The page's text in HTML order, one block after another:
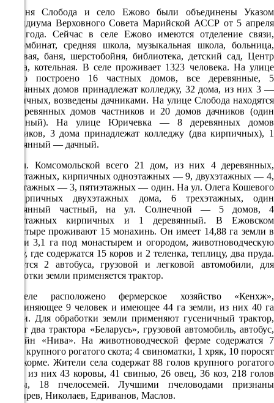
10.08
18:00
20.4°
764
53%
2.8
298°
21:00
16.7°
764
61%
1.9
312°
11.08
00:00
17.1°
1.4
Деревня Слобода и село Ежово были объединены Указом
Президиума Верховного Совета Марийской АССР от 5 апреля
1973 года. Сейчас в селе Ежово имеются отделение связи,
быткомбинат, средняя школа, музыкальная школа, больница,
столовая, баня, шерстобойня, библиотека, детский сад, Центр
досуга, котельная. В селе проживает 1323 человека. На улице
Ежово построено 16 частных домов, все деревянные, 5
деревянных домов принадлежат колледжу, 32 дома, из них 3 —
кирпичных, возведены дачниками. На улице Слобода находятся
16 деревянных домов частников и 20 домов дачников (один
каменный). На улице Юричевка — 8 деревянных домов
частников, 3 дома принадлежат колледжу (два кирпичных), 1
деревянный — дачный.
На ул. Комсомольской всего 21 дом, из них 4 деревянных,
одноэтажных, кирпичных одноэтажных — 9, двухэтажных — 4,
трехэтажных — 3, пятиэтажных — один. На ул. Олега Кошевого
3 кирпичных двухэтажных дома, 6 трехэтажных, один
деревянный частный, на ул. Солнечной — 5 домов, 4
одноэтажных кирпичных и 1 деревянный. В Ежовском
монастыре проживают 15 монахинь. Он имеет 14,88 га земли в
поле и 3,1 га под монастырем и огородом, животноводческую
ферму, где содержатся 15 коров и 2 теленка, теплицу, два пруда.
Имеются 2 автобуса, грузовой и легковой автомобили, для
обработки земли применяется трактор.
В селе расположено фермерское хозяйство «Кенхж»,
объединяющее 9 человек и имеющее 44 га земли, из них 40 га
пашни. Для обработки земли применяют гусеничный трактор,
имеют два трактора «Беларусь», грузовой автомобиль, автобус,
комбайн «Нива». На животноводческой ферме содержатся 7
голов крупного рогатого скота; 4 свиноматки, 1 хряк, 10 поросят
на откорме. Жители села содержат 88 голов крупного рогатого
скота, из них 43 коровы, 41 свинью, 26 овец, 36 коз, 218 голов
птицы, 18 пчелосемей. Лучшими пчеловодами признаны
Снегирев, Николаев, Едриванов, Маслов.